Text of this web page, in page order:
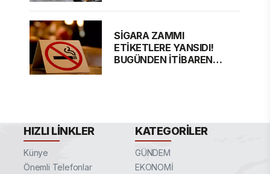
SİGARA ZAMMI
ETİKETLERE YANSIDI!
BUGÜNDEN İTİBAREN
HIZLI LINKLER
Künye
Önemli Telefonlar
KATEGORILER
GÜNDEM
EKONOMİ